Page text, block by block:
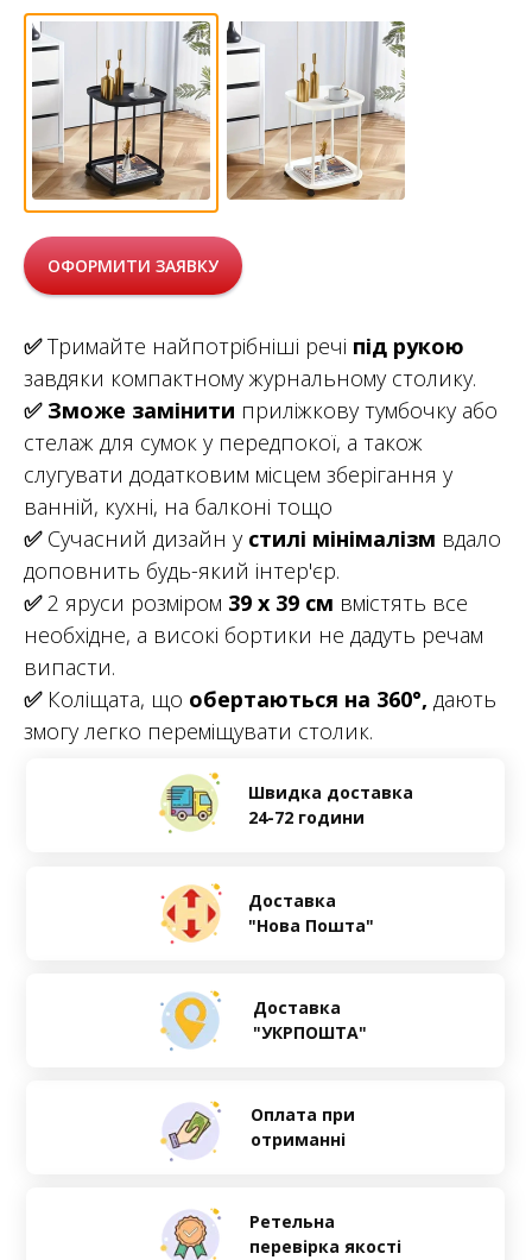
ОФОРМИТИ ЗАЯВКУ
✅Тримайте найпотрібніші речі під рукою
завдяки компактному журнальному столику.
✅ Зможе замінити приліжкову тумбочку або
стелаж для сумок у передпокої, а також
слугувати додатковим місцем зберігання у
ванній, кухні, на балконі тощо
✅Сучасний дизайн у стилі мінімалізм вдало
доповнить будь-який інтер'єр.
✅2 яруси розміром 39 х 39 см вмістять все
необхідне, а високі бортики не дадуть речам
випасти.
✅Коліщата, що обертаються на 360°, дають
змогу легко переміщувати столик.
Оплата при
отриманні
Ретельна
перевірка якості
Швидка доставка
24-72 години
Доставка
"Нова Пошта"
Доставка
"УКРПОШТА"